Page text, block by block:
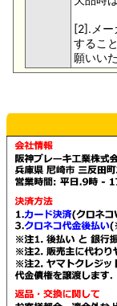
[2].メー
するこ
願いい